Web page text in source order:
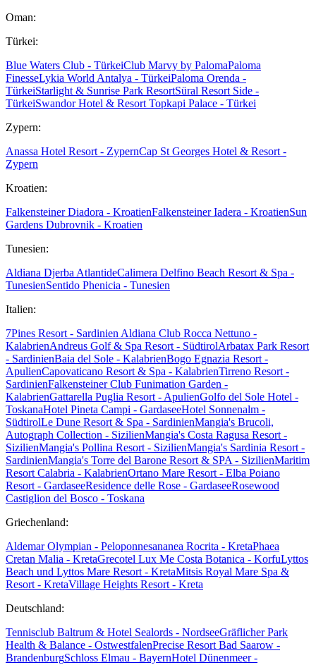
Oman:
Türkei:
Blue Waters Club - TürkeiClub Marvy by PalomaPaloma
FinesseLykia World Antalya - TürkeiPaloma Orenda -
TürkeiStarlight & Sunrise Park ResortSüral Resort Side -
TürkeiSwandor Hotel & Resort Topkapi Palace - Türkei
Zypern:
Anassa Hotel Resort - ZypernCap St Georges Hotel & Resort -
Zypern
Kroatien:
Falkensteiner Diadora - KroatienFalkensteiner Iadera - KroatienSun
Gardens Dubrovnik - Kroatien
Tunesien:
Aldiana Djerba AtlantideCalimera Delfino Beach Resort & Spa -
TunesienSentido Phenicia - Tunesien
Italien:
7Pines Resort - Sardinien Aldiana Club Rocca Nettuno -
KalabrienAndreus Golf & Spa Resort - SüdtirolArbatax Park Resort
- SardinienBaia del Sole - KalabrienBogo Egnazia Resort -
ApulienCapovaticano Resort & Spa - KalabrienTirreno Resort -
SardinienFalkensteiner Club Funimation Garden -
KalabrienGattarella Puglia Resort - ApulienGolfo del Sole Hotel -
ToskanaHotel Pineta Campi - GardaseeHotel Sonnenalm -
SüdtirolLe Dune Resort & Spa - SardinienMangia's Brucoli,
Autograph Collection - SizilienMangia's Costa Ragusa Resort -
SizilienMangia's Pollina Resort - SizilienMangia's Sardinia Resort -
SardinienMangia's Torre del Barone Resort & SPA - SizilienMaritim
Resort Calabria - KalabrienOrtano Mare Resort - Elba Poiano
Resort - GardaseeResidence delle Rose - GardaseeRosewood
Castiglion del Bosco - Toskana
Griechenland:
Aldemar Olympian - Peloponnesananea Rocrita - KretaPhaea
Cretan Malia - KretaGrecotel Lux Me Costa Botanica - KorfuLyttos
Beach und Lyttos Mare Resort - KretaMitsis Royal Mare Spa &
Resort - KretaVillage Heights Resort - Kreta
Deutschland:
Tennisclub Baltrum & Hotel Sealords - NordseeGräflicher Park
Health & Balance - OstwestfalenPrecise Resort Bad Saarow -
BrandenburgSchloss Elmau - BayernHotel Dünenmeer -